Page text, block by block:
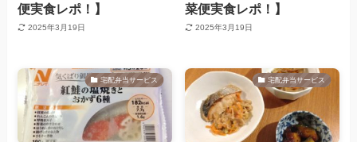
便実食レポ！】
2025年3月19日
菜便実食レポ！】
2025年3月19日
宅配弁当サービス 宅配弁当サービス